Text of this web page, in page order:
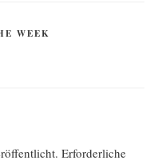
WEEK
Erforderliche